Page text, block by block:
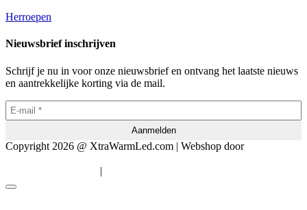
Herroepen
Nieuwsbrief inschrijven
Schrijf je nu in voor onze nieuwsbrief en ontvang het laatste nieuws
en aantrekkelijke korting via de mail.
Copyright 2026 @ XtraWarmLed.com | Webshop door
|